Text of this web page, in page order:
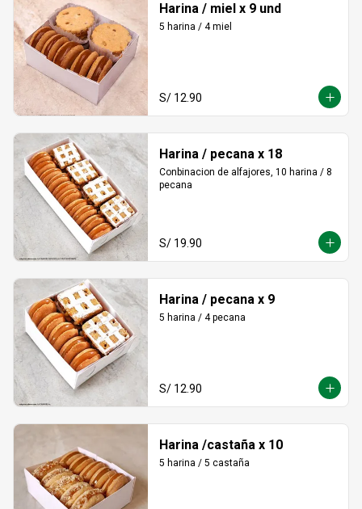
Harina / miel x 9 und
5 harina / 4 miel
S/ 12.90
Harina / pecana x 18
Conbinacion de alfajores, 10 harina / 8
pecana
S/ 19.90
Harina / pecana x 9
5 harina / 4 pecana
S/ 12.90
Harina /castaña x 10
5 harina / 5 castaña